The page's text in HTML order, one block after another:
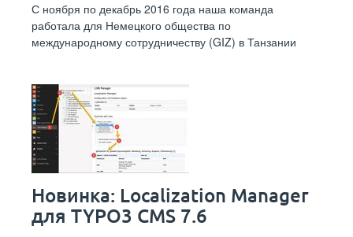
С ноября по декабрь 2016 года наша команда
работала для Немецкого общества по
международному сотрудничеству (GIZ) в Танзании
Новинка: Localization Manager
для TYPO3 CMS 7.6